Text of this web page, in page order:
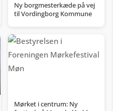
Ny borgmesterkæde på vej
til Vordingborg Kommune
Mørket i centrum: Ny